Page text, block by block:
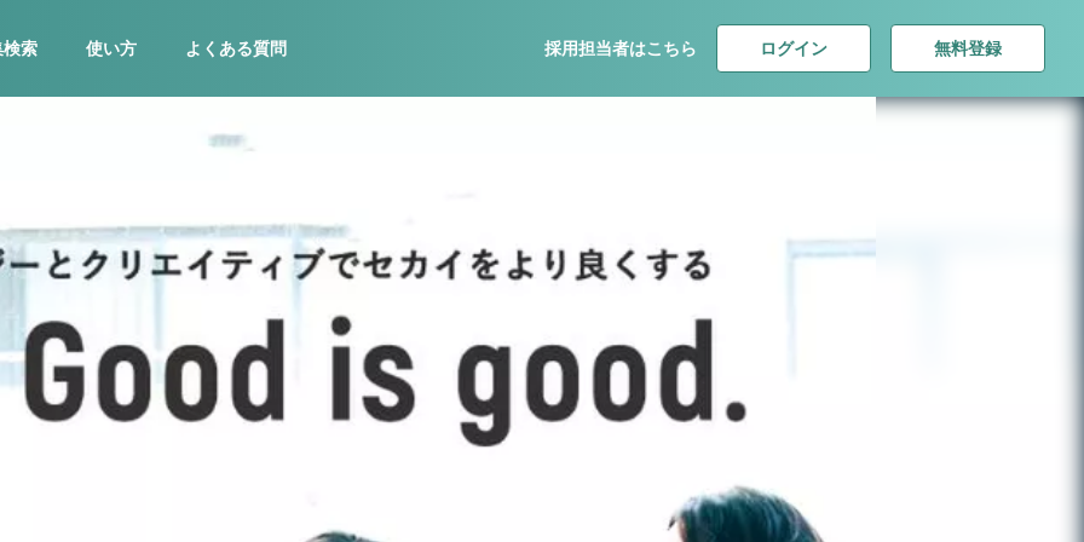
検索 使い方 よくある質問 採用担当者はこちら ログイン 無料登録